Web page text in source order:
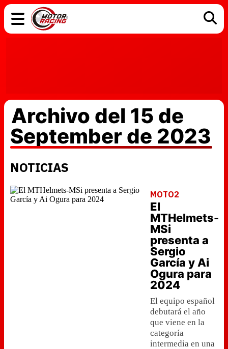
Archivo del 15 de
September de 2023
NOTICIAS
MOTO2
El
MTHelmets-
MSi
presenta a
Sergio
García y Ai
Ogura para
2024
El equipo español
debutará el año
que viene en la
categoría
intermedia en una